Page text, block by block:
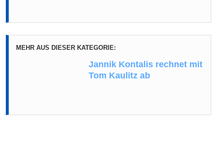
MEHR AUS DIESER KATEGORIE:
Jannik Kontalis rechnet mit
Tom Kaulitz ab